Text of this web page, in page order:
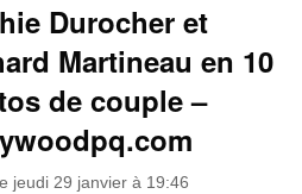
Durocher et
Martineau en 10
de couple –
jeudi 29 janvier à 19:46